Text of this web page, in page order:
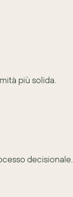
più solida.
decisionale.